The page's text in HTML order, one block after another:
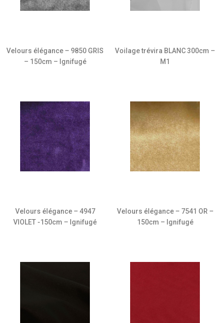
Velours élégance – 9850 GRIS
– 150cm – Ignifugé
Voilage trévira BLANC 300cm –
M1
Velours élégance – 4947
VIOLET -150cm – Ignifugé
Velours élégance – 7541 OR –
150cm – Ignifugé